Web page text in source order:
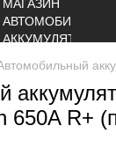
650A R+